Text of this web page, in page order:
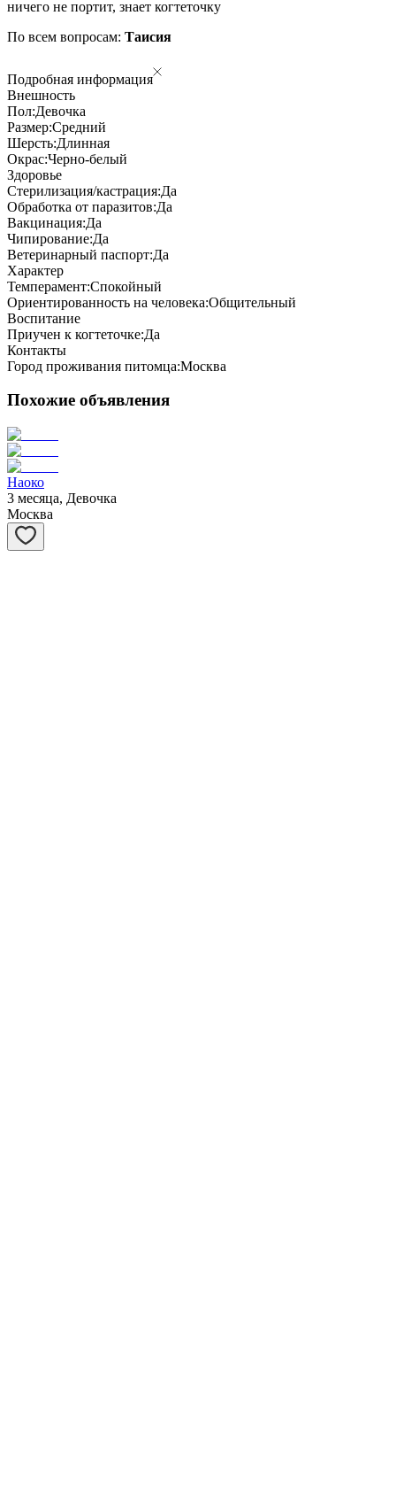
ничего не портит, знает когтеточку
По всем вопросам: Таисия
Подробная информация
Внешность
Пол:Девочка
Размер:Средний
Шерсть:Длинная
Окрас:Черно-белый
Здоровье
Стерилизация/кастрация:Да
Обработка от паразитов:Да
Вакцинация:Да
Чипирование:Да
Ветеринарный паспорт:Да
Характер
Темперамент:Спокойный
Ориентированность на человека:Общительный
Воспитание
Приучен к когтеточке:Да
Контакты
Город проживания питомца:Москва
Похожие объявления
Наоко
3 месяца, Девочка
Москва